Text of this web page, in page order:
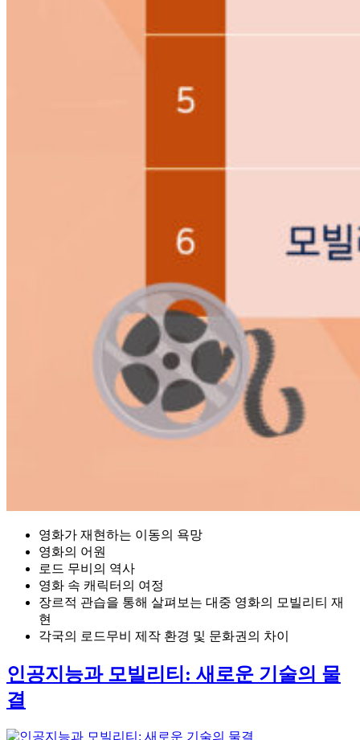
영화가 재현하는 이동의 욕망
영화의 어원
로드 무비의 역사
영화 속 캐릭터의 여정
장르적 관습을 통해 살펴보는 대중 영화의 모빌리티 재
현
각국의 로드무비 제작 환경 및 문화권의 차이
인공지능과 모빌리티: 새로운 기술의 물
결